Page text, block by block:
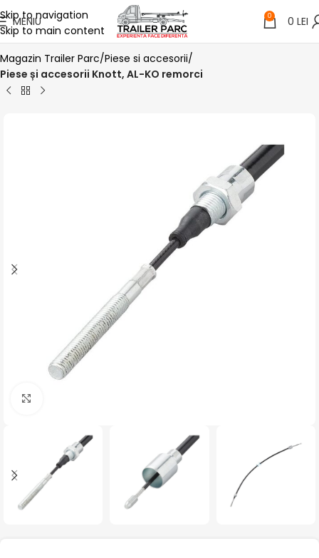
Skip to navigation
Skip to main content
MENIU 0 0 LEI
Magazin Trailer Parc Piese si accesorii
Piese și accesorii Knott, AL-KO remorci